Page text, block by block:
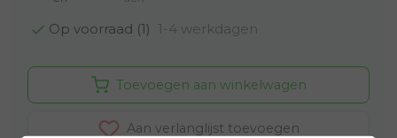
Op voorraad (1) 1-4 werkdagen
Toevoegen aan winkelwagen
Aan verlanglijst toevoegen